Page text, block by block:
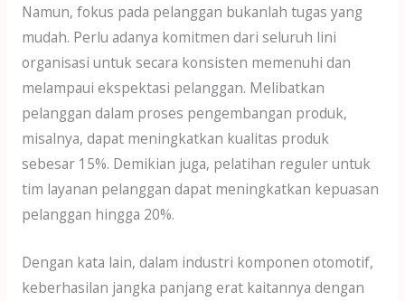
Namun, fokus pada pelanggan bukanlah tugas yang
mudah. Perlu adanya komitmen dari seluruh lini
organisasi untuk secara konsisten memenuhi dan
melampaui ekspektasi pelanggan. Melibatkan
pelanggan dalam proses pengembangan produk,
misalnya, dapat meningkatkan kualitas produk
sebesar 15%. Demikian juga, pelatihan reguler untuk
tim layanan pelanggan dapat meningkatkan kepuasan
pelanggan hingga 20%.
Dengan kata lain, dalam industri komponen otomotif,
keberhasilan jangka panjang erat kaitannya dengan